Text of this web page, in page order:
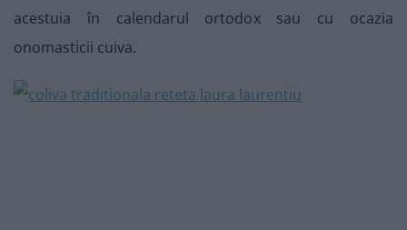
acestuia în calendarul ortodox sau cu ocazia
onomasticii cuiva.